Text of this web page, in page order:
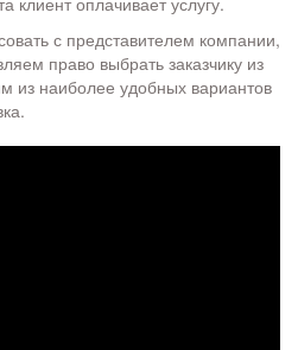
с представителем компании,
право выбрать заказчику из
из наиболее удобных вариантов